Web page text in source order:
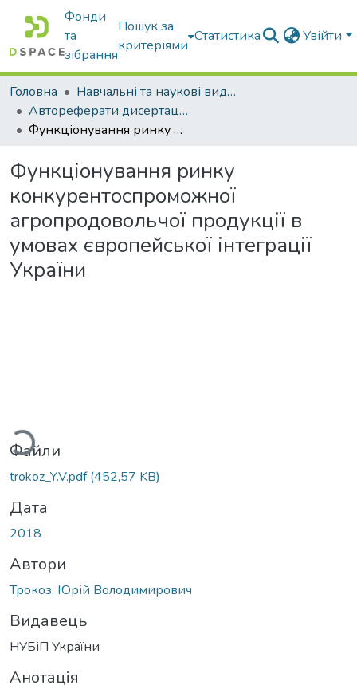
Фонди
та
зібрання
Пошук за
критеріями
Статистика Увійти
Головна
Навчальні та наукові видання
Автореферати дисертацій та дисертації
Функціонування ринку конкурентоспроможної агропродовольчої продукції в умовах європейської інтеграції України
Функціонування ринку
конкурентоспроможної
агропродовольчої продукції в
умовах європейської інтеграції
України
Вантажиться...
Файли
trokoz_Y.V.pdf(452,57 KB)
Дата
2018
Автори
Трокоз, Юрій Володимирович
Видавець
НУБіП України
Анотація